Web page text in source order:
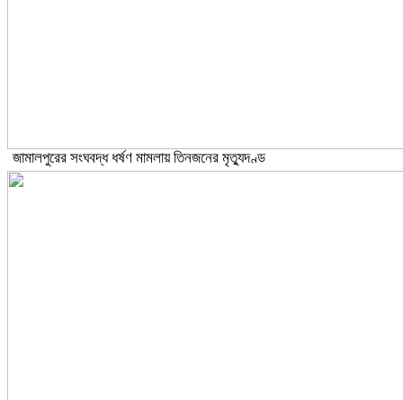
জামালপুরের সংঘবদ্ধ ধর্ষণ মামলায় তিনজনের মৃত্যুদণ্ড